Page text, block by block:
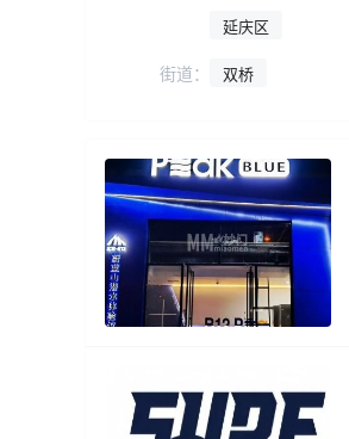
延庆区
街道： 双桥